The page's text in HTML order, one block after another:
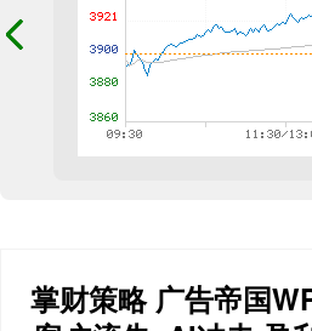
掌财策略 广告帝国